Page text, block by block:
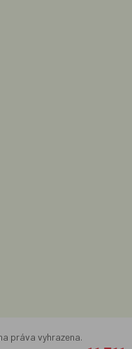
práva vyhrazena.